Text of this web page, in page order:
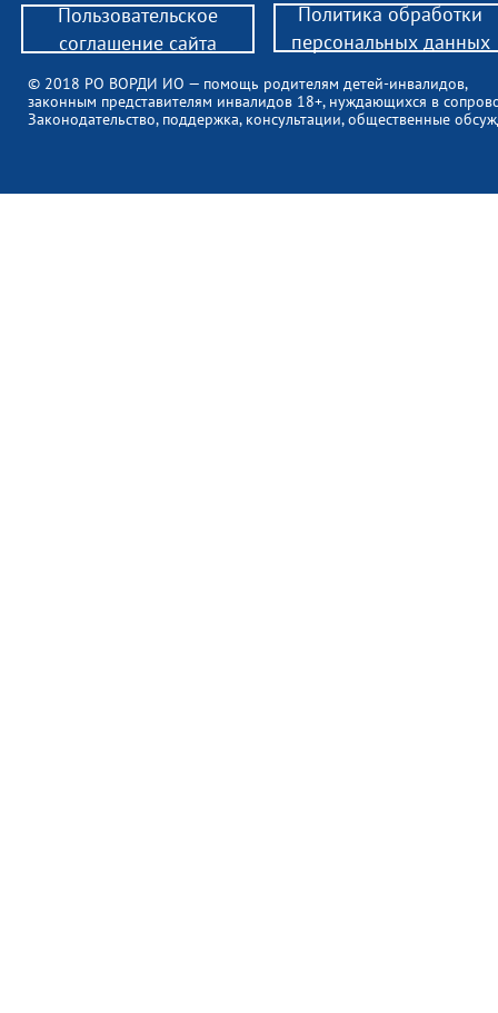
© 2018 РО ВОРДИ ИО — помощь родителям детей-инвалидов,
законным представителям инвалидов 18+, нуждающихся в
Законодательство, поддержка, консультации, общественные
Пользовательское
соглашение сайта
Политика обработки
персональных данных